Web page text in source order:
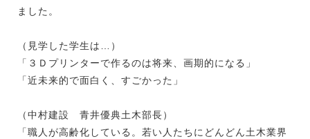
ました。
（見学した学生は…）
「３Ｄプリンターで作るのは将来、画期的になる」
「近未来的で面白く、すごかった」
（中村建設 青井優典土木部長）
「職人が高齢化している。若い人たちにどんどん土木業界